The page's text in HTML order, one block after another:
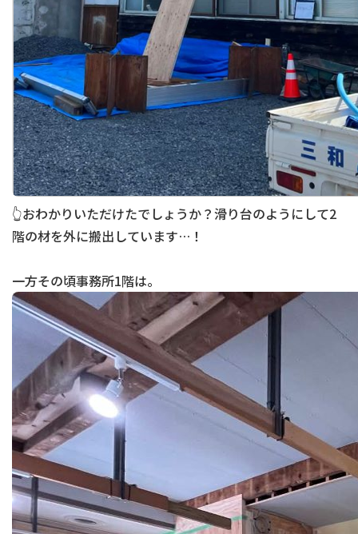
👆おわかりいただけたでしょうか？滑り台のようにして2
階の材を外に搬出しています…！
一方その頃事務所1階は。